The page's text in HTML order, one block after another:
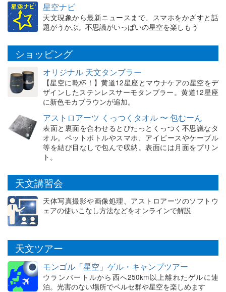
星空ナビ
天文現象から最新ニュースまで、スマホをかざすと話
題がうかぶ。不思議がいっぱいの星空を楽しもう
ショッピング
オリジナル 天文タンブラー
【星空に乾杯！】黄道12星座とマウナケアの星空をデ
ザインしたステンレスサーモタンブラー。黄道12星座
に新色モカブラウンが追加。
アストロアーツ くっつくタオル 〜 包むーん
表面と裏面を合わせるとぴたっとくっつく不思議なタ
オル。ペットボトルやスマホ、アイピースやケーブル
等を結び目なしで包んで収納。表面には月面をプリン
ト。
天文講習会
天体写真撮影や画像処理、アストロアーツのソフトウ
ェアの使いこなし方法などをオンラインで解説
天文ツアー
モンゴル「星空」ゲル・キャンプツアー
ウランバートルから西へ250km以上離れたゲルに連
泊。光害のない場所でペルセ群や星空を楽しめます